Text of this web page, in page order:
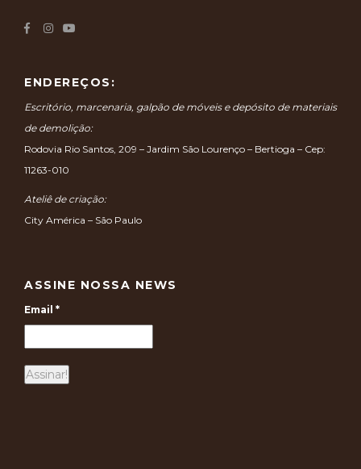
ENDEREÇOS:
Escritório, marcenaria, galpão de móveis e depósito de materiais
de demolição:
Rodovia Rio Santos, 209 – Jardim São Lourenço – Bertioga – Cep:
11263-010
Ateliê de criação:
City América – São Paulo
ASSINE NOSSA NEWS
Email *